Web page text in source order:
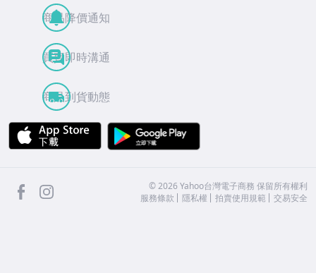
商品降價通知
買賣即時溝通
商品到貨動態
APP Store
facebook ©2026 Yahoo台灣電子商務 保留所有權利
服務條款
隱私權 拍賣使用規範 交易安全